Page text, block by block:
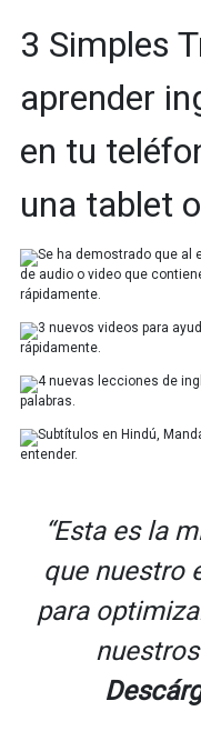
3 Simples
aprender
en tu
una tablet
Se ha demostrado que al
de audio o video que
rápidamente.
3 nuevos videos para
rápidamente.
4 nuevas lecciones de
palabras.
Subtítulos en Hindú,
entender.
“Esta es la
que nuestro
para